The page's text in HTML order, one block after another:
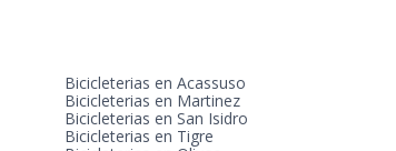
Bicicleterias en Acassuso
Bicicleterias en Martinez
Bicicleterias en San Isidro
Bicicleterias en Tigre